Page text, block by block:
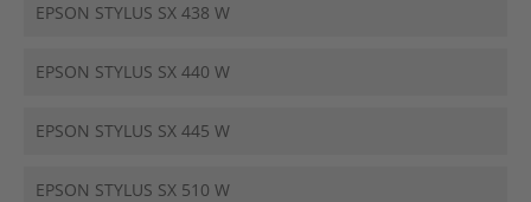
EPSON STYLUS SX 438 W
EPSON STYLUS SX 440 W
EPSON STYLUS SX 445 W
EPSON STYLUS SX 510 W